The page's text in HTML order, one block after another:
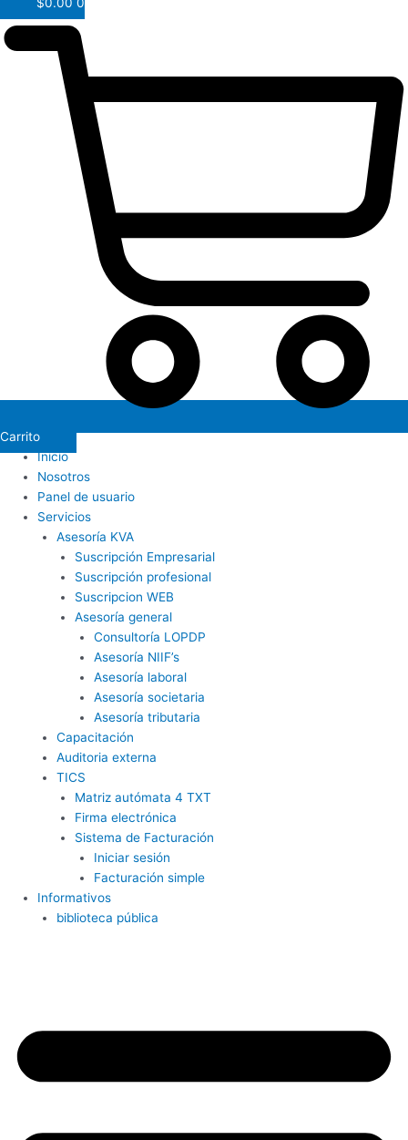
Carrito
Inicio
Nosotros
Panel de usuario
Servicios
Asesoría KVA
Suscripción Empresarial
Suscripción profesional
Suscripcion WEB
Asesoría general
Consultoría LOPDP
Asesoría NIIF’s
Asesoría laboral
Asesoría societaria
Asesoría tributaria
Capacitación
Auditoria externa
TICS
Matriz autómata 4 TXT
Firma electrónica
Sistema de Facturación
Iniciar sesión
Facturación simple
Informativos
biblioteca pública